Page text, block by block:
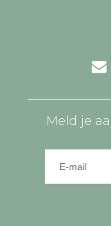
Meld je